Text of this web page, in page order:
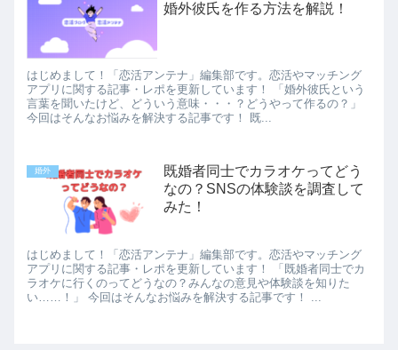
婚外彼氏を作る方法を解説！
はじめまして！「恋活アンテナ」編集部です。恋活やマッチング
アプリに関する記事・レポを更新しています！ 「婚外彼氏という
言葉を聞いたけど、どういう意味・・・？どうやって作るの？」
今回はそんなお悩みを解決する記事です！ 既...
婚外
既婚者同士でカラオケってどう
なの？SNSの体験談を調査して
みた！
はじめまして！「恋活アンテナ」編集部です。恋活やマッチング
アプリに関する記事・レポを更新しています！ 「既婚者同士でカ
ラオケに行くのってどうなの？みんなの意見や体験談を知りた
い……！」 今回はそんなお悩みを解決する記事です！ ...